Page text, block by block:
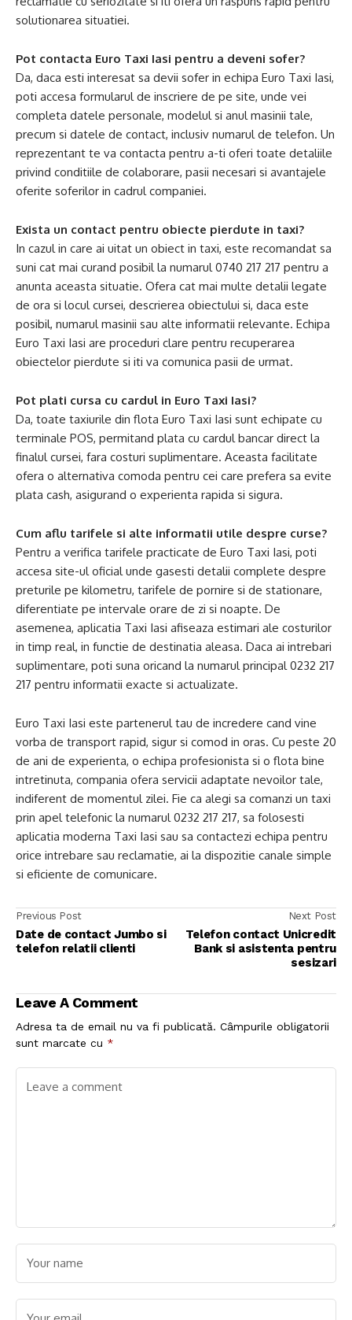
solutionarea situatiei.
Pot contacta Euro Taxi Iasi pentru a deveni sofer?
Da, daca esti interesat sa devii sofer in echipa Euro Taxi Iasi,
poti accesa formularul de inscriere de pe site, unde vei
completa datele personale, modelul si anul masinii tale,
precum si datele de contact, inclusiv numarul de telefon. Un
reprezentant te va contacta pentru a-ti oferi toate detaliile
privind conditiile de colaborare, pasii necesari si avantajele
oferite soferilor in cadrul companiei.
Exista un contact pentru obiecte pierdute in taxi?
In cazul in care ai uitat un obiect in taxi, este recomandat sa
suni cat mai curand posibil la numarul 0740 217 217 pentru a
anunta aceasta situatie. Ofera cat mai multe detalii legate
de ora si locul cursei, descrierea obiectului si, daca este
posibil, numarul masinii sau alte informatii relevante. Echipa
Euro Taxi Iasi are proceduri clare pentru recuperarea
obiectelor pierdute si iti va comunica pasii de urmat.
Pot plati cursa cu cardul in Euro Taxi Iasi?
Da, toate taxiurile din flota Euro Taxi Iasi sunt echipate cu
terminale POS, permitand plata cu cardul bancar direct la
finalul cursei, fara costuri suplimentare. Aceasta facilitate
ofera o alternativa comoda pentru cei care prefera sa evite
plata cash, asigurand o experienta rapida si sigura.
Cum aflu tarifele si alte informatii utile despre curse?
Pentru a verifica tarifele practicate de Euro Taxi Iasi, poti
accesa site-ul oficial unde gasesti detalii complete despre
preturile pe kilometru, tarifele de pornire si de stationare,
diferentiate pe intervale orare de zi si noapte. De
asemenea, aplicatia Taxi Iasi afiseaza estimari ale costurilor
in timp real, in functie de destinatia aleasa. Daca ai intrebari
suplimentare, poti suna oricand la numarul principal 0232 217
217 pentru informatii exacte si actualizate.
Euro Taxi Iasi este partenerul tau de incredere cand vine
vorba de transport rapid, sigur si comod in oras. Cu peste 20
de ani de experienta, o echipa profesionista si o flota bine
intretinuta, compania ofera servicii adaptate nevoilor tale,
indiferent de momentul zilei. Fie ca alegi sa comanzi un taxi
prin apel telefonic la numarul 0232 217 217, sa folosesti
aplicatia moderna Taxi Iasi sau sa contactezi echipa pentru
orice intrebare sau reclamatie, ai la dispozitie canale simple
si eficiente de comunicare.
Previous Post
Date de contact Jumbo si
telefon relatii clienti
Next Post
Telefon contact Unicredit
Bank si asistenta pentru
sesizari
Leave A Comment
Adresa ta de email nu va fi publicată. Câmpurile obligatorii
sunt marcate cu *